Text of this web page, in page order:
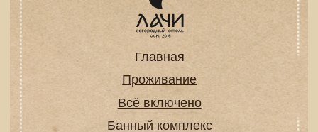
вечеринку с друзьями или выходные в
спа. В любом случае день рождения в
парк-отеле Подмосковья станет
незабываемым событием.
Как сделать день
рождения по-